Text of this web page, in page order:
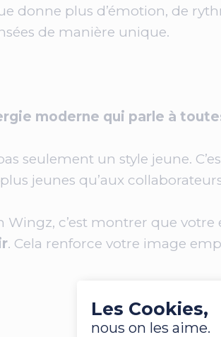
Les Cookies,
nous on les aime.
donne plus d’émotion, de
de manière unique.
moderne qui parle à
seulement un style jeune.
jeunes qu’aux
Wingz, c’est montrer que votre
. Cela renforce votre image